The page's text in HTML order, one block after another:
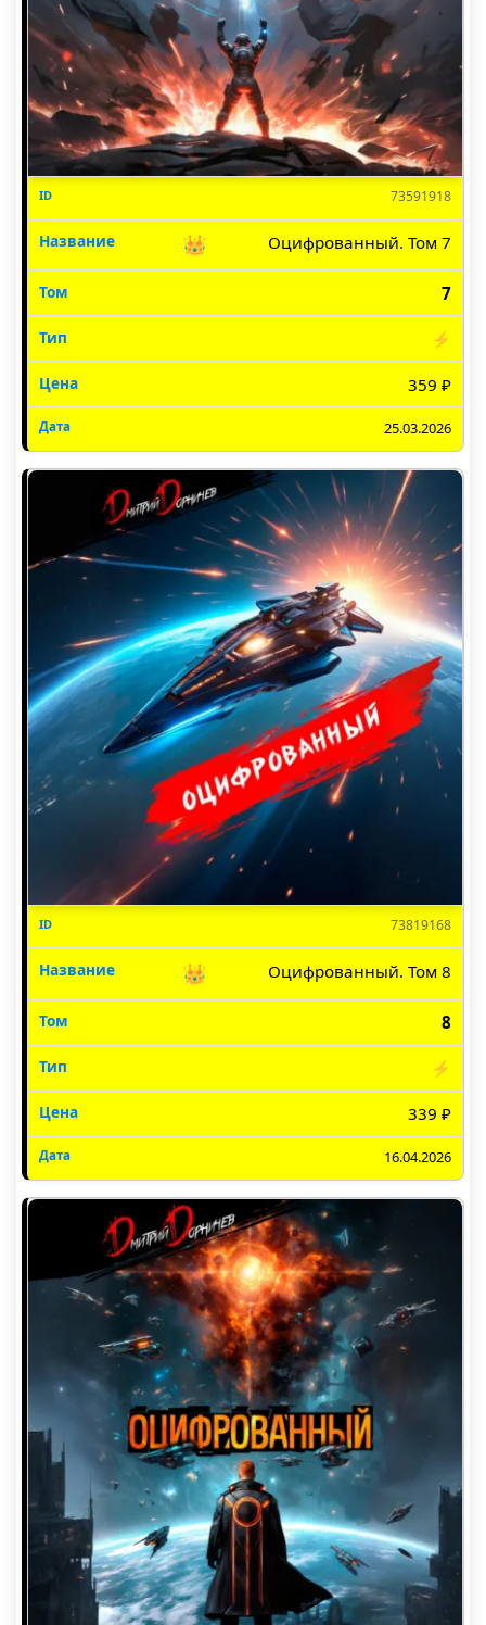
73591918
👑 Оцифрованный. Том 7
7
⚡
359 ₽
25.03.2026
73819168
👑 Оцифрованный. Том 8
8
⚡
339 ₽
16.04.2026